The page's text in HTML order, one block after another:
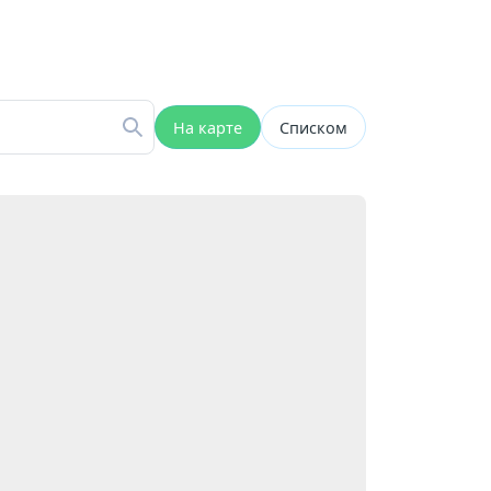
На карте Списком